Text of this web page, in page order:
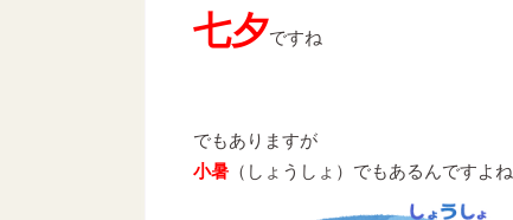
七夕ですね
でもありますが
小暑 （しょうしょ）でもあるんですよね